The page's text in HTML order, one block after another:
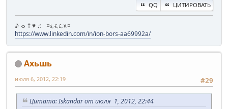
QQ ЦИТИРОВАТЬ
♪ ☼ † ♥ ♫ ¤$, €, £, ¥. ¤
https://www.linkedin.com/in/ion-bors-aa69992a/
Ахьшь
#29
июля 6, 2012, 22:19
Цитата: Iskandar от июля 1, 2012, 22:44